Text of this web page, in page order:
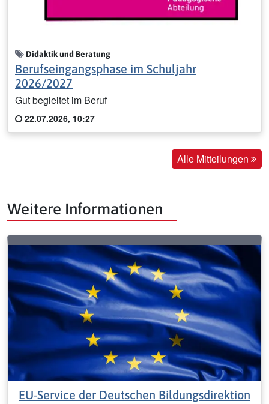
Didaktik und Beratung
Berufseingangsphase im Schuljahr
2026/2027
Gut begleitet im Beruf
22.07.2026, 10:27
Alle Mitteilungen
Weitere Informationen
EU-Service der Deutschen Bildungsdirektion